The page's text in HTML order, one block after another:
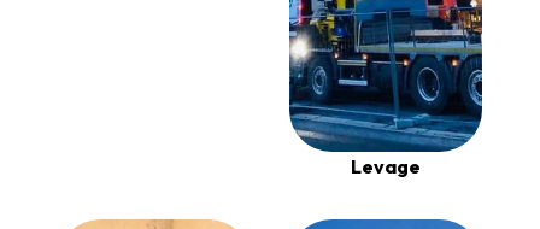
Levage